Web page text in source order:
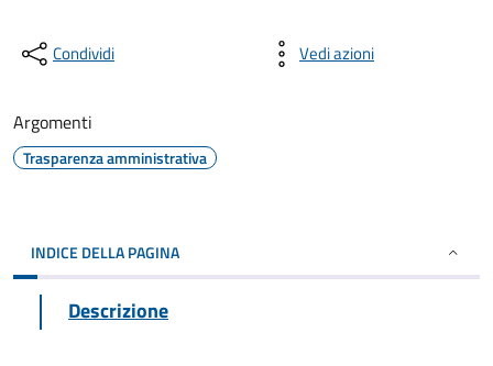
Condividi Vedi azioni
Argomenti
Trasparenza amministrativa
INDICE DELLA PAGINA
Descrizione